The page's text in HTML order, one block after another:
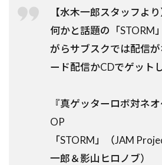
【水木一郎スタッフより
何かと話題の「STORM
がらサブスクでは配信
ード配信かCDでゲット
『真ゲッターロボ対ネ
OP
「STORM」（JAM
一郎＆影山ヒロノブ）